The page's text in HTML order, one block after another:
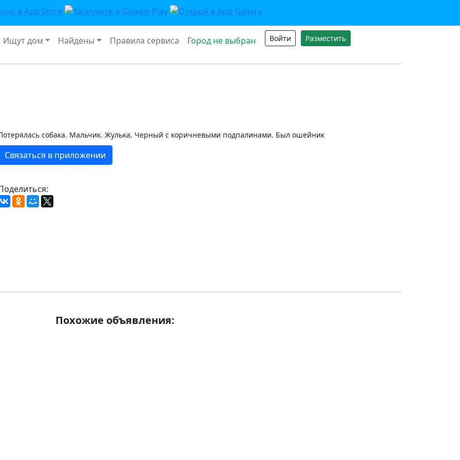
Ищут дом Найдены Правила сервиса Город не выбран Войти Разместить
собака. Мальчик. Жулька. Черный с коричневыми подпалинами. Был ошейник
Связаться в приложении
Похожие объявления: